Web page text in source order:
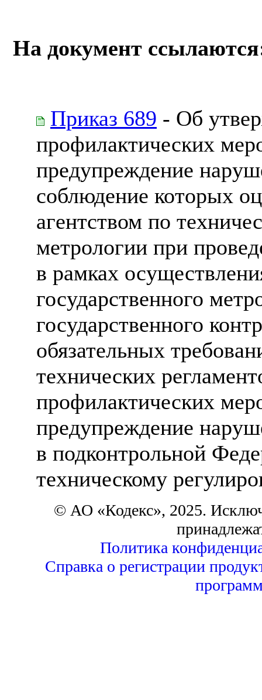
На документ
Приказ 689 - Об
профилактических
предупреждение
соблюдение которых
агентством по
метрологии при
в рамках
государственного
государственного
обязательных
технических
профилактических
предупреждение
в подконтрольной
техническому
© АО «Кодекс», 2025.
Политика
Справка о регистрации